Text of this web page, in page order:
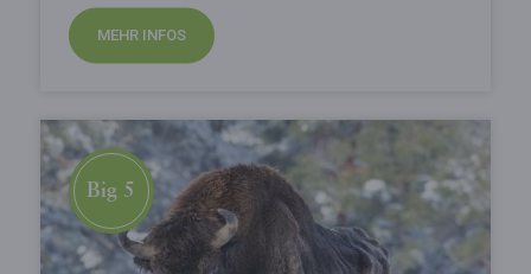
MEHR INFOS
Big 5